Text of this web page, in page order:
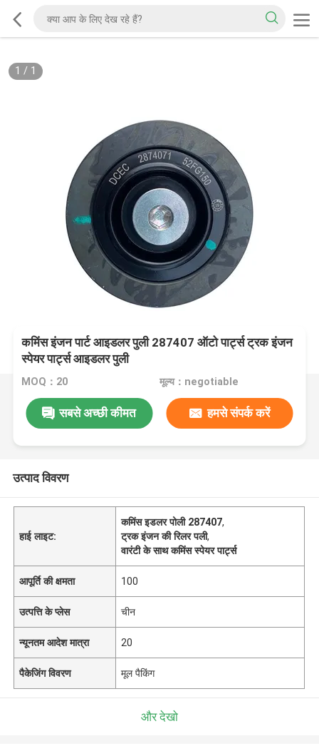
1 / 1
कमिंस इंजन पार्ट आइडलर पुली 287407 ऑटो पार्ट्स ट्रक इंजन
स्पेयर पार्ट्स आइडलर पुली
MOQ：20 मूल्य：negotiable
सबसे अच्छी कीमत हमसे संपर्क करें
उत्पाद विवरण
हाई लाइट:
कमिंस इडलर पोली 287407,
ट्रक इंजन की रिलर पली,
वारंटी के साथ कमिंस स्पेयर पार्ट्स
आपूर्ति की क्षमता 100
उत्पत्ति के प्लेस चीन
न्यूनतम आदेश मात्रा 20
पैकेजिंग विवरण मूल पैकिंग
और देखो